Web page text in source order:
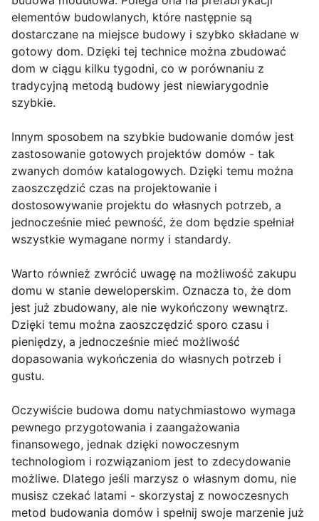
elementów budowlanych, które następnie są
dostarczane na miejsce budowy i szybko składane w
gotowy dom. Dzięki tej technice można zbudować
dom w ciągu kilku tygodni, co w porównaniu z
tradycyjną metodą budowy jest niewiarygodnie
szybkie.
Innym sposobem na szybkie budowanie domów jest
zastosowanie gotowych projektów domów - tak
zwanych domów katalogowych. Dzięki temu można
zaoszczędzić czas na projektowanie i
dostosowywanie projektu do własnych potrzeb, a
jednocześnie mieć pewność, że dom będzie spełniał
wszystkie wymagane normy i standardy.
Warto również zwrócić uwagę na możliwość zakupu
domu w stanie deweloperskim. Oznacza to, że dom
jest już zbudowany, ale nie wykończony wewnątrz.
Dzięki temu można zaoszczędzić sporo czasu i
pieniędzy, a jednocześnie mieć możliwość
dopasowania wykończenia do własnych potrzeb i
gustu.
Oczywiście budowa domu natychmiastowo wymaga
pewnego przygotowania i zaangażowania
finansowego, jednak dzięki nowoczesnym
technologiom i rozwiązaniom jest to zdecydowanie
możliwe. Dlatego jeśli marzysz o własnym domu, nie
musisz czekać latami - skorzystaj z nowoczesnych
metod budowania domów i spełnij swoje marzenie już